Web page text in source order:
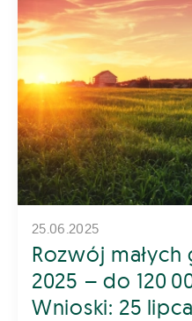
25.06.2025
Rozwój
2025 – do 120
Wnioski: 25